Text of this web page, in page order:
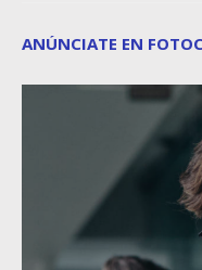
ANÚNCIATE EN